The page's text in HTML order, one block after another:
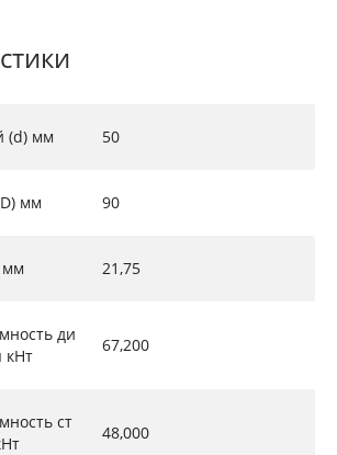
(d) мм 50
мм 90
мм 21,75
ди
кНт
67,200
ст
48,000